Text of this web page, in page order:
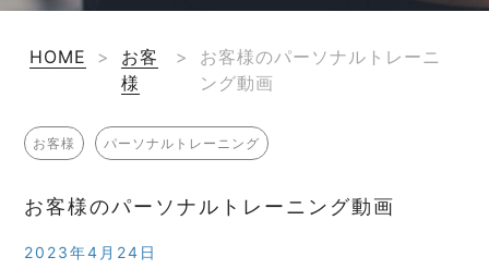
HOME >
お客
様
>
お客様のパーソナルトレーニ
ング動画
お客様 パーソナルトレーニング
お客様のパーソナルトレーニング動画
2023年4月24日